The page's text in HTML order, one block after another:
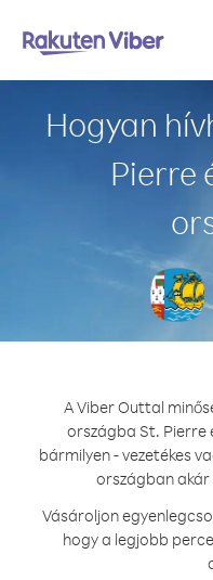
Hogyan
Pierre
A Viber Outtal
országba St. Pierre
bármilyen - vezetékes
országban
Vásároljon
hogy a legjobb